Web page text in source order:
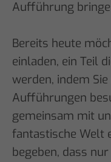
Aufführung
Bereits heute
einladen, ein Teil
werden, indem
Aufführungen
gemeinsam mit
fantastische Welt
begeben, dass